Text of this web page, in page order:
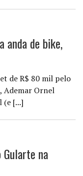
anda de bike,
de R$ 80 mil pelo
Ademar Ornel
(e [...]
na